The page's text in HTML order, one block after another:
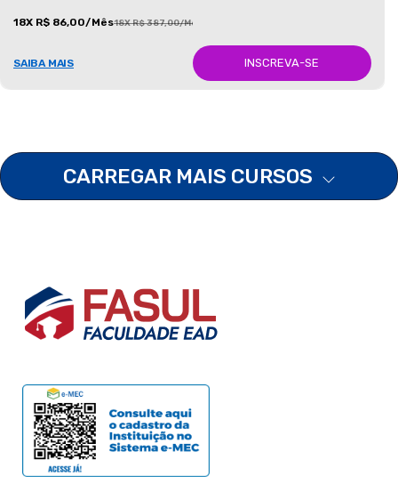
18X R$ 86,00/Mês18X R$ 387,00/Mês
SAIBA MAIS INSCREVA-SE
CARREGAR MAIS CURSOS